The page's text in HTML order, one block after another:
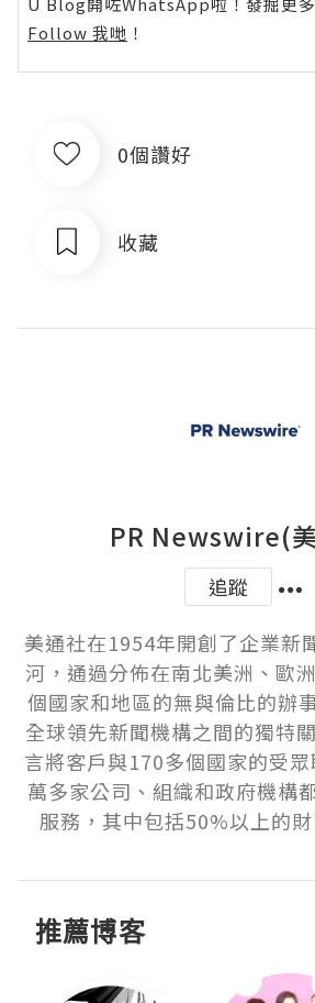
Follow 我哋 ！
0個讚好
收藏
PR Newswire(
追蹤
美通社在1954年開創了企業新
河，通過分佈在南北美洲、歐
個國家和地區的無與倫比的辦
全球領先新聞機構之間的獨特
言將客戶與170多個國家的受
萬多家公司、組織和政府機構
服務，其中包括50%以上的
推薦博客